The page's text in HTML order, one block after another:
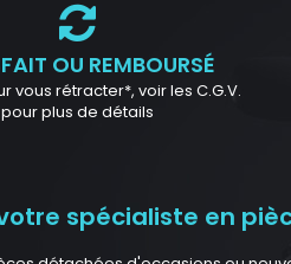
OU REMBOURSÉ
vous rétracter*, voir les C.G.V.
pour plus de détails
spécialiste en